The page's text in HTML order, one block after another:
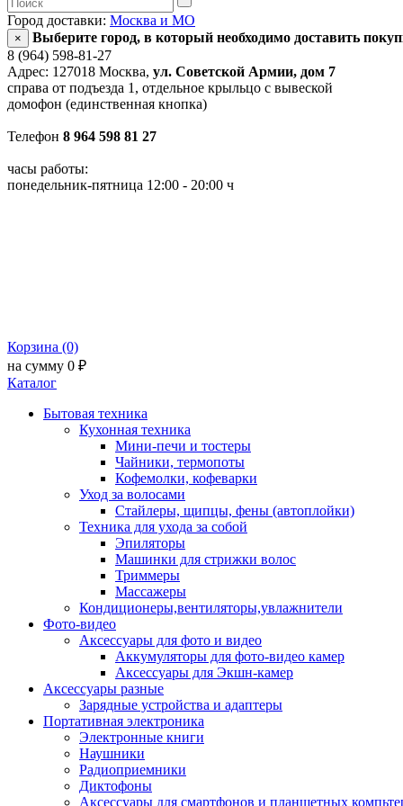
Город доставки: Москва и МО
×
Выберите город, в который необходимо доставить
8 (964) 598-81-27
Адрес: 127018 Москва, ул. Советской Армии, дом 7
справа от подъезда 1, отдельное крыльцо с вывеской
домофон (единственная кнопка)
Телефон 8 964 598 81 27
часы работы:
понедельник-пятница 12:00 - 20:00 ч
Корзина (0)
на сумму 0 ₽
Каталог
Бытовая техника
Кухонная техника
Мини-печи и тостеры
Чайники, термопоты
Кофемолки, кофеварки
Уход за волосами
Стайлеры, щипцы, фены (автоплойки)
Техника для ухода за собой
Эпиляторы
Машинки для стрижки волос
Триммеры
Массажеры
Кондиционеры,вентиляторы,увлажнители
Фото-видео
Аксессуары для фото и видео
Аккумуляторы для фото-видео камер
Аксессуары для Экшн-камер
Аксессуары разные
Зарядные устройства и адаптеры
Портативная электроника
Электронные книги
Наушники
Радиоприемники
Диктофоны
Аксессуары для смартфонов и планшетных